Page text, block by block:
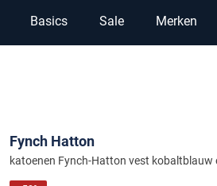
Basics Sale Merken
Fynch Hatton
katoenen Fynch-Hatton vest kobaltblauw